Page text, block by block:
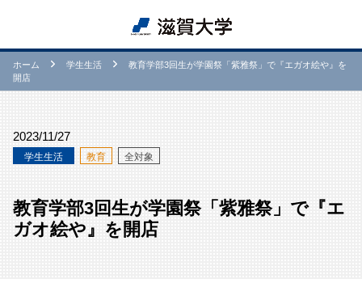
ホーム 学⽣生活
教育学部3回生が学園祭「紫雅祭」で『エガオ絵や』を
開店
2023/11/27
学⽣生活 教育 全対象
教育学部3回生が学園祭「紫雅祭」で『エ
ガオ絵や』を開店